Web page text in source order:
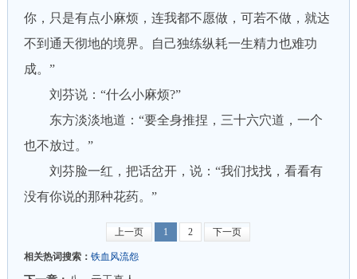
你，只是有点小麻烦，连我都不愿做，可若不做，就达
不到通天彻地的境界。自己独练纵耗一生精力也难功
成。”
刘芬说：“什么小麻烦?”
东方淡淡地道：“要全身推捏，三十六穴道，一个
也不放过。”
刘芬脸一红，把话岔开，说：“我们找找，看看有
没有你说的那种花药。”
上一页 1 2 下一页
相关热词搜索： 铁血风流怨